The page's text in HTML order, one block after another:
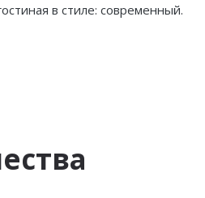
в стиле: современный.